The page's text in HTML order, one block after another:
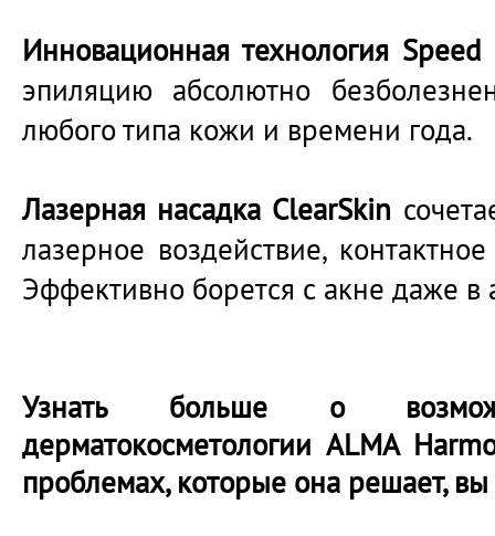
Инновационная технология Speed
эпиляцию абсолютно
любого типа кожи и времени года.
Лазерная насадка ClearSkin
лазерное воздействие,
Эффективно борется с акне даже
Узнать больше о
дерматокосметологии ALMA
проблемах, которые она решает,